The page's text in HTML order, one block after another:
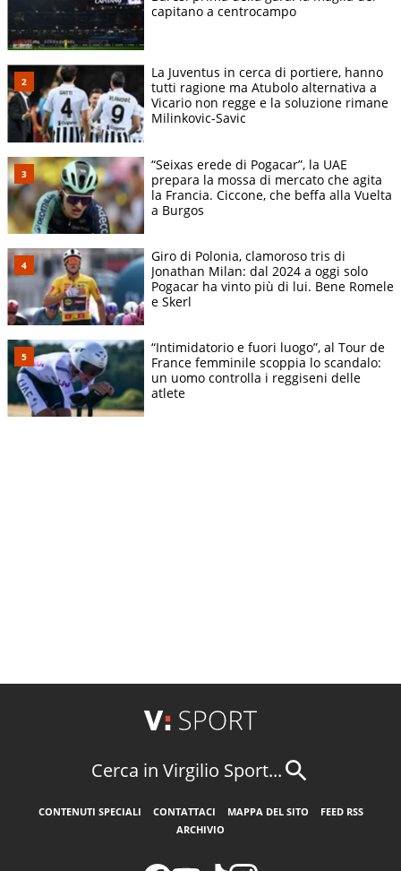
capitano a centrocampo
La Juventus in cerca di portiere, hanno
tutti ragione ma Atubolo alternativa a
Vicario non regge e la soluzione rimane
Milinkovic-Savic
“Seixas erede di Pogacar”, la UAE
prepara la mossa di mercato che agita
la Francia. Ciccone, che beffa alla Vuelta
a Burgos
Giro di Polonia, clamoroso tris di
Jonathan Milan: dal 2024 a oggi solo
Pogacar ha vinto più di lui. Bene Romele
e Skerl
“Intimidatorio e fuori luogo”, al Tour de
France femminile scoppia lo scandalo:
un uomo controlla i reggiseni delle
atlete
Cerca in Virgilio Sport...
CONTENUTI SPECIALI CONTATTACI MAPPA DEL SITO
FEED RSS
ARCHIVIO